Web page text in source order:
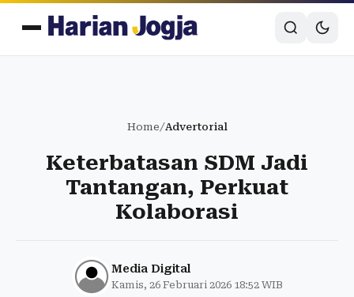
Home/Advertorial
Keterbatasan SDM Jadi
Tantangan, Perkuat
Kolaborasi
Media Digital
Kamis, 26 Februari 2026 18:52 WIB